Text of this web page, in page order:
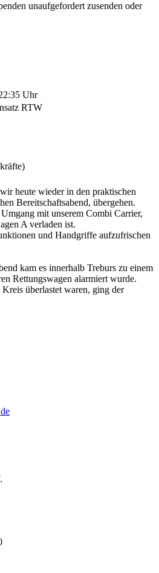
unaufgefordert zusenden oder
Uhr
RTW
heute wieder in den praktischen
Bereitschaftsabend, übergehen.
mit unserem Combi Carrier,
A verladen ist.
und Handgriffe aufzufrischen
kam es innerhalb Treburs zu einem
Rettungswagen alarmiert wurde.
überlastet waren, ging der